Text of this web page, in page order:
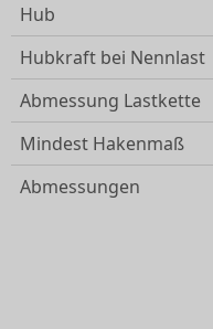
Hub
Hubkraft bei Nennlast
Abmessung Lastkette
Mindest Hakenmaß
Abmessungen